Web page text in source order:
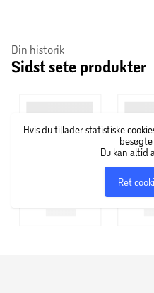
Din historik
Sidst sete produkter
Hvis du tillader statistiske
Du kan altid
Ret